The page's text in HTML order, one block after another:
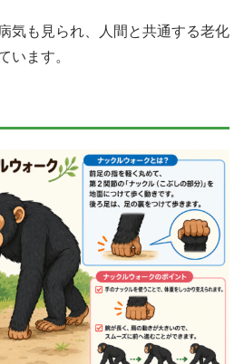
気も見られ、人間と共通する老化
います。